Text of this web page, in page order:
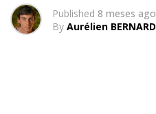
Published 8 meses ago
By Aurélien BERNARD